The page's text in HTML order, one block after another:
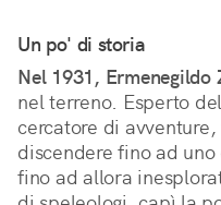
Un po' di storia
Nel 1931, Ermenegildo
nel terreno. Esperto
cercatore di
discendere fino ad
fino ad allora